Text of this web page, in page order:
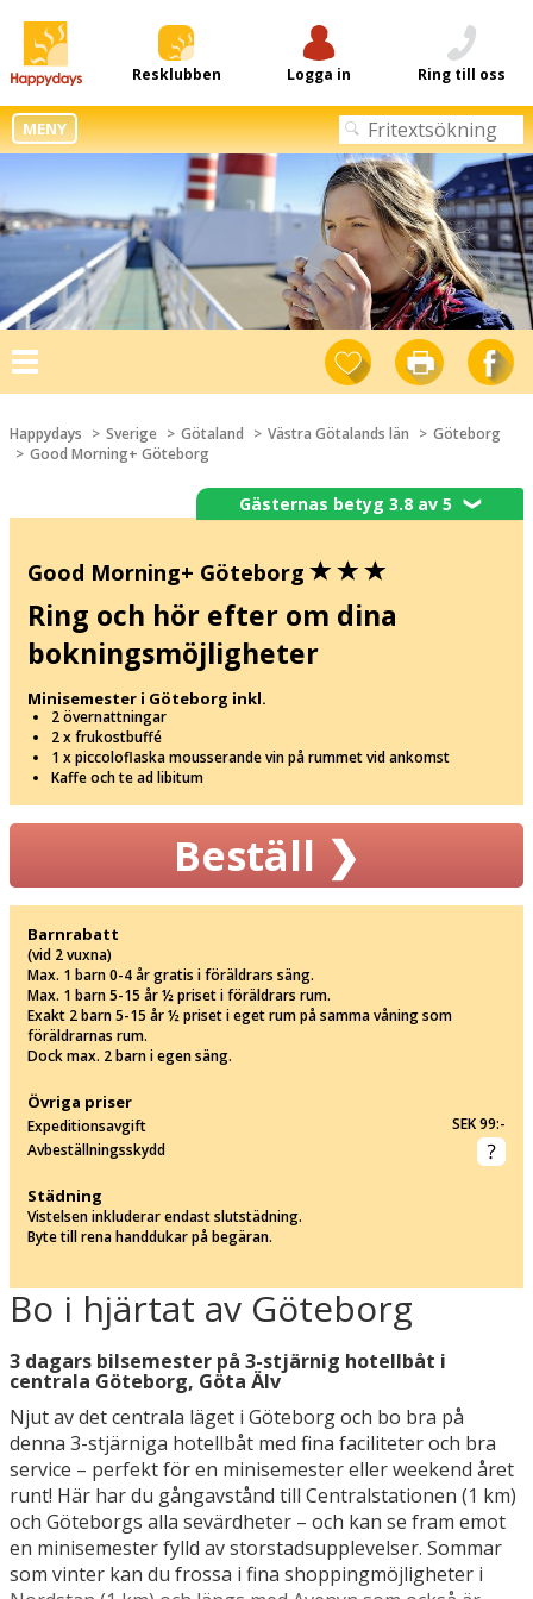
Resklubben Logga in Ring till oss
MENY
Toggle
navigation
Happydays Sverige Götaland Västra Götalands län
Göteborg
Good Morning+ Göteborg
Bo i hjärtat av Göteborg
3 dagars bilsemester på 3-stjärnig hotellbåt i
centrala Göteborg, Göta Älv
Njut av det centrala läget i Göteborg och bo bra på
denna 3-stjärniga hotellbåt med fina faciliteter och bra
service – perfekt för en minisemester eller weekend året
runt! Här har du gångavstånd till Centralstationen (1 km)
och Göteborgs alla sevärdheter – och kan se fram emot
en minisemester fylld av storstadsupplevelser. Sommar
som vinter kan du frossa i fina shoppingmöjligheter i
Gästernas betyg 3.8 av 5❯
Good Morning+ Göteborg
Ring och hör efter om dina
bokningsmöjligheter
Minisemester i Göteborg inkl.
2 övernattningar
2 x frukostbuffé
1 x piccoloflaska mousserande vin på rummet vid ankomst
Kaffe och te ad libitum
Beställ ❯
Barnrabatt
(vid 2 vuxna)
Max. 1 barn 0-4 år gratis i föräldrars säng.
Max. 1 barn 5-15 år ½ priset i föräldrars rum.
Exakt 2 barn 5-15 år ½ priset i eget rum på samma våning som
föräldrarnas rum.
Dock max. 2 barn i egen säng.
Övriga priser
Expeditionsavgift
SEK 99:-
Avbeställningsskydd
Städning
Vistelsen inkluderar endast slutstädning.
Byte till rena handdukar på begäran.